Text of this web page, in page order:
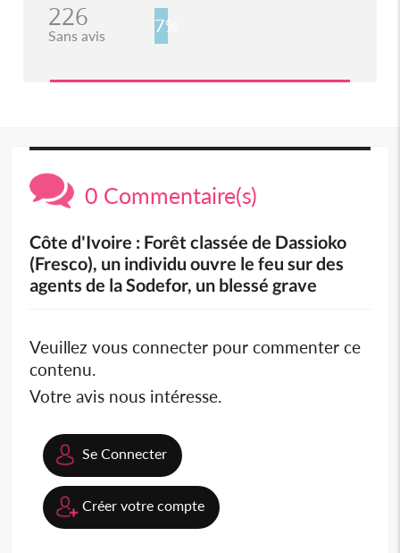
226
Sans avis 7%
0 Commentaire(s)
Côte d'Ivoire : Forêt classée de Dassioko
(Fresco), un individu ouvre le feu sur des
agents de la Sodefor, un blessé grave
Veuillez vous connecter pour commenter ce
contenu.
Votre avis nous intéresse.
Se Connecter
Créer votre compte